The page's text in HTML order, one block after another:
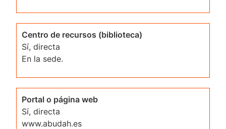
Centro de recursos (biblioteca)
Sí, directa
En la sede.
Portal o página web
Sí, directa
www.abudah.es